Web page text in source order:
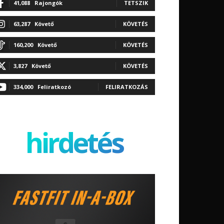
41,088 Rajongók TETSZIK
63,287 Követő KÖVETÉS
160,200 Követő KÖVETÉS
3,827 Követő KÖVETÉS
334,000 Feliratkozó FELIRATKOZÁS
hirdetés